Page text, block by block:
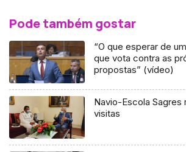
Pode também gostar
“O que esperar de
que vota contra as
propostas” (vídeo)
Navio-Escola Sagres
visitas